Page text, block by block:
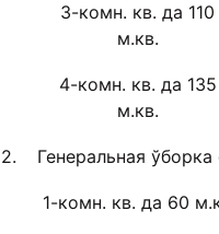
3-комн. кв. да 110
м.кв.
4-комн. кв. да 135
м.кв.
2. Генеральная
1-комн. кв. да 60